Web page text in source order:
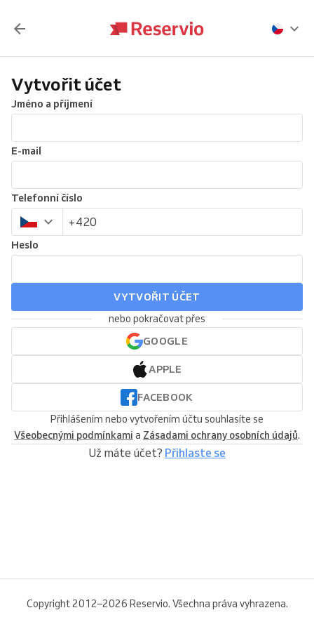
Vytvořit účet
Jméno a příjmení
E-mail
Telefonní číslo
Heslo
VYTVOŘIT ÚČET
nebo pokračovat přes
GOOGLE
APPLE
FACEBOOK
Přihlášením nebo vytvořením účtu souhlasíte se
Všeobecnými podmínkami a Zásadami ochrany osobních údajů.
Už máte účet? Přihlaste se
Copyright 2012–2026 Reservio. Všechna práva vyhrazena.